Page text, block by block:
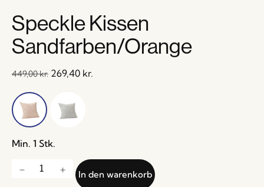
Speckle Kissen
Sandfarben/Orange
449,00kr. 269,40 kr.
Min. 1 Stk.
In den warenkorb